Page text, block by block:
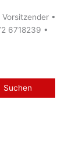
•
6718239 •